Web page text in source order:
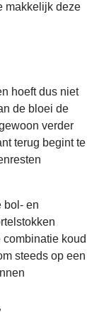
makkelijk deze
hoeft dus niet
de bloei de
verder
terug begint te
bol- en
combinatie koud
steeds op een